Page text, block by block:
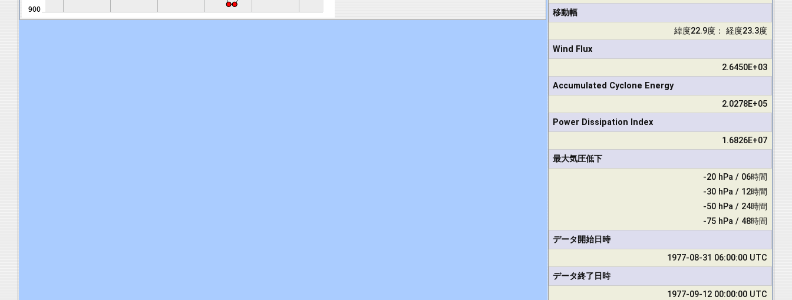
移動幅
緯度22.9度： 経度23.3度
Wind Flux
2.6450E+03
Accumulated Cyclone Energy
2.0278E+05
Power Dissipation Index
1.6826E+07
最大気圧低下
-20 hPa / 06時間
-30 hPa / 12時間
-50 hPa / 24時間
-75 hPa / 48時間
データ開始日時
1977-08-31 06:00:00 UTC
データ終了日時
1977-09-12 00:00:00 UTC